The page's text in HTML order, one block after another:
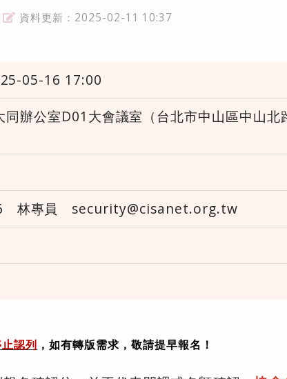
資料更新
資料更新：2025-02-11 10:37
05-16 17:00
同辦公室D01大會議室（台北市中山區中山
林專員 security@cisanet.org.tw
止認列 ，如有轉版需求，敬請提早報名！